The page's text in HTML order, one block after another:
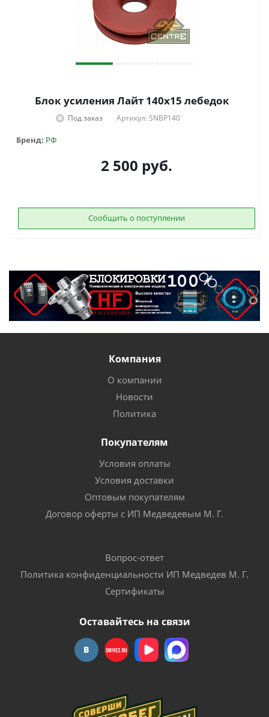
Блок усиления Лайт 140х15 лебедок
Под заказ Артикул: SNBP140
Бренд: РФ
2 500 руб.
Сообщить о поступлении
Компания
О компании
Новости
Политика
Покупателям
Условия оплаты
Условия доставки
Оптовым покупателям
Договор оферты с ИП Медведевым М. Г.
Вопрос-ответ
Политика конфиденциальности ИП Медведев М. Г.
Сертификаты
Оставайтесь на связи